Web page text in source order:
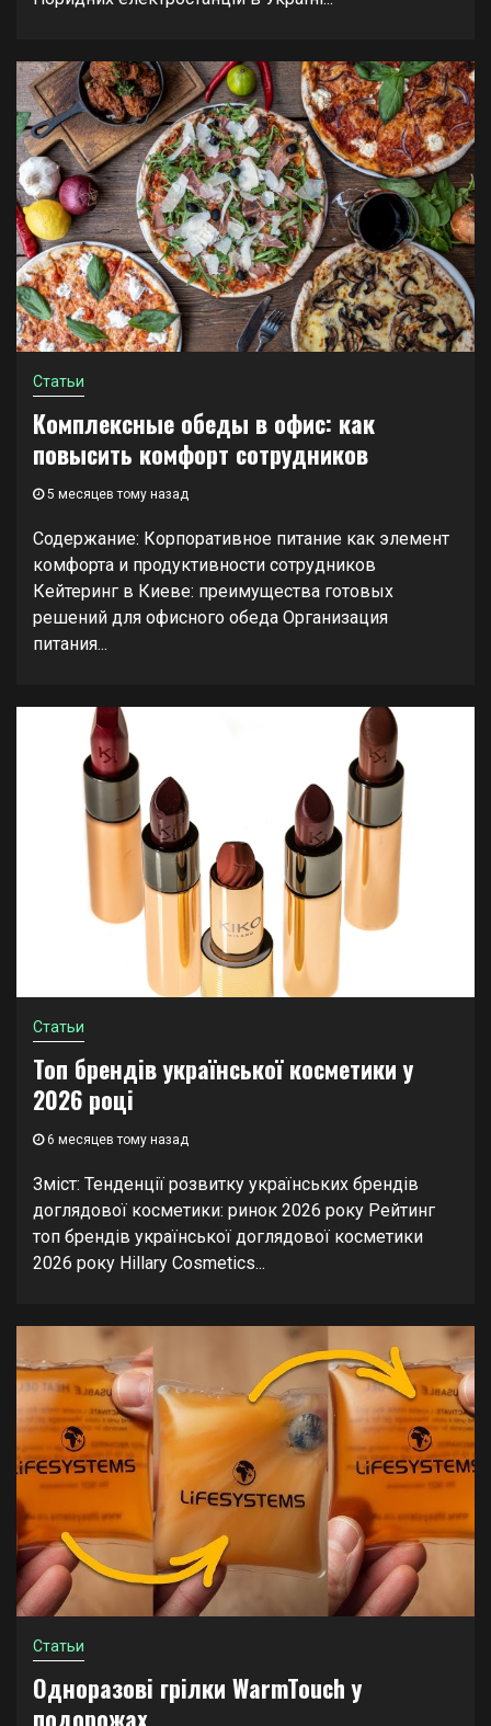
Статьи
Комплексные обеды в офис: как
повысить комфорт сотрудников
5 месяцев тому назад
Содержание: Корпоративное питание как элемент
комфорта и продуктивности сотрудников
Кейтеринг в Киеве: преимущества готовых
решений для офисного обеда Организация
питания...
Статьи
Топ брендів української косметики у
2026 році
6 месяцев тому назад
Зміст: Тенденції розвитку українських брендів
доглядової косметики: ринок 2026 року Рейтинг
топ брендів української доглядової косметики
2026 року Hillary Cosmetics...
Статьи
Одноразові грілки WarmTouch у
подорожах